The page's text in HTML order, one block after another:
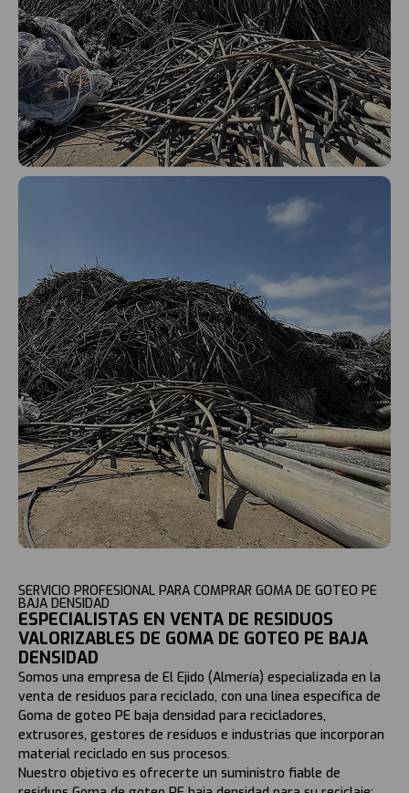
SERVICIO PROFESIONAL PARA COMPRAR GOMA DE GOTEO PE
BAJA DENSIDAD
ESPECIALISTAS EN VENTA DE RESIDUOS
VALORIZABLES DE GOMA DE GOTEO PE BAJA
DENSIDAD
Somos una empresa de El Ejido (Almería) especializada en la
venta de residuos para reciclado, con una línea específica de
Goma de goteo PE baja densidad para recicladores,
extrusores, gestores de residuos e industrias que incorporan
material reciclado en sus procesos.
Nuestro objetivo es ofrecerte un suministro fiable de